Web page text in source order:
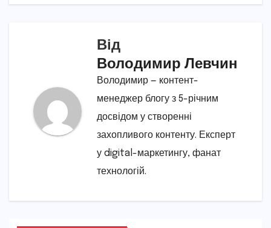
Від
Володимир Левчин
Володимир — контент-
менеджер блогу з 5-річним
досвідом у створенні
захопливого контенту. Експерт
у digital-маркетингу, фанат
технологій.